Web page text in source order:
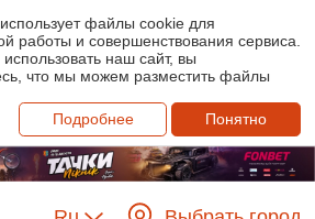
файлы cookie для
работы и совершенствования сервиса.
наш сайт, вы
что мы можем разместить файлы
Подробнее
Понятно